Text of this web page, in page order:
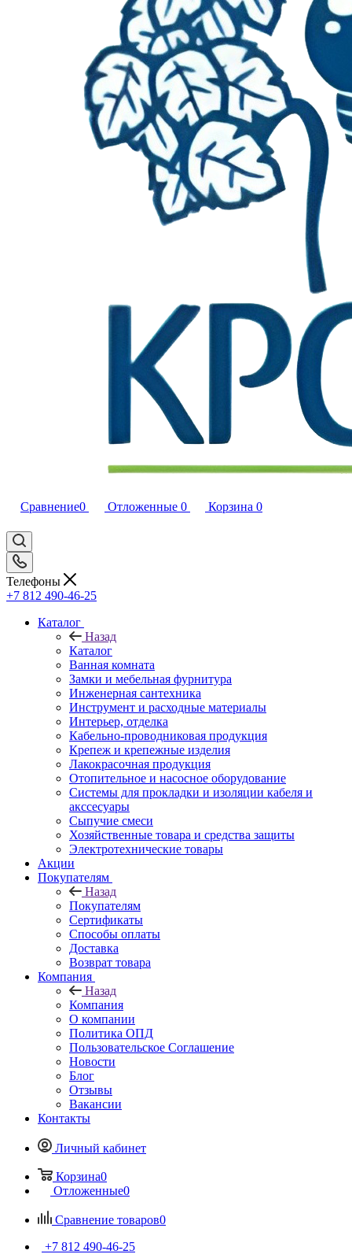
Сравнение0 Отложенные 0 Корзина 0
Телефоны
+7 812 490-46-25
Каталог
Назад
Каталог
Ванная комната
Замки и мебельная фурнитура
Инженерная сантехника
Инструмент и расходные материалы
Интерьер, отделка
Кабельно-проводниковая продукция
Крепеж и крепежные изделия
Лакокрасочная продукция
Отопительное и насосное оборудование
Системы для прокладки и изоляции кабеля и
акссесуары
Сыпучие смеси
Хозяйственные товара и средства защиты
Электротехнические товары
Акции
Покупателям
Назад
Покупателям
Сертификаты
Способы оплаты
Доставка
Возврат товара
Компания
Назад
Компания
О компании
Политика ОПД
Пользовательское Соглашение
Новости
Блог
Отзывы
Вакансии
Контакты
Личный кабинет
Корзина0
Отложенные0
Сравнение товаров0
+7 812 490-46-25